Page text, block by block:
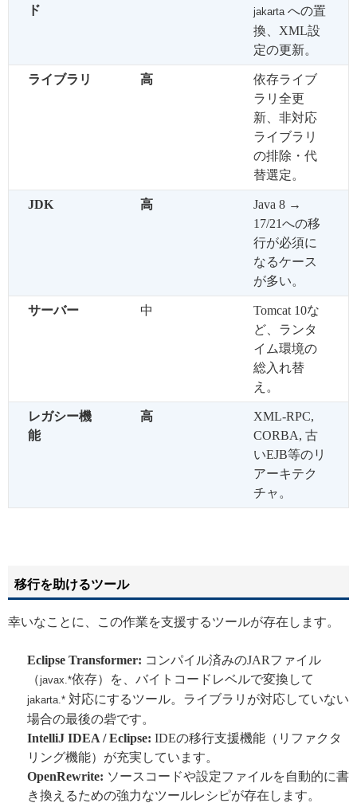
ド jakarta への置
換、XML設
定の更新。
ライブラリ 高
依存ライブ
ラリ全更
新、非対応
ライブラリ
の排除・代
替選定。
JDK 高
Java 8 →
17/21への移
行が必須に
なるケース
が多い。
サーバー 中
Tomcat 10な
ど、ランタ
イム環境の
総入れ替
え。
レガシー機
能
高
XML-RPC,
CORBA, 古
いEJB等のリ
アーキテク
チャ。
移行を助けるツール
幸いなことに、この作業を支援するツールが存在します。
Eclipse Transformer: コンパイル済みのJARファイル
（javax.*依存）を、バイトコードレベルで変換して
jakarta.* 対応にするツール。ライブラリが対応していない
場合の最後の砦です。
IntelliJ IDEA / Eclipse: IDEの移行支援機能（リファクタ
リング機能）が充実しています。
OpenRewrite: ソースコードや設定ファイルを自動的に書
き換えるための強力なツールレシピが存在します。